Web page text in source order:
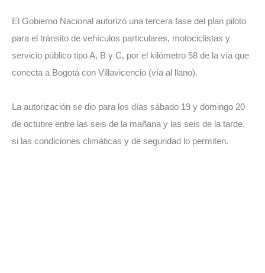
El Gobierno Nacional autorizó una tercera fase del plan piloto
para el tránsito de vehículos particulares, motociclistas y
servicio público tipo A, B y C, por el kilómetro 58 de la vía que
conecta a Bogotá con Villavicencio (vía al llano).
La autorización se dio para los días sábado 19 y domingo 20
de octubre entre las seis de la mañana y las seis de la tarde,
si las condiciones climáticas y de seguridad lo permiten.